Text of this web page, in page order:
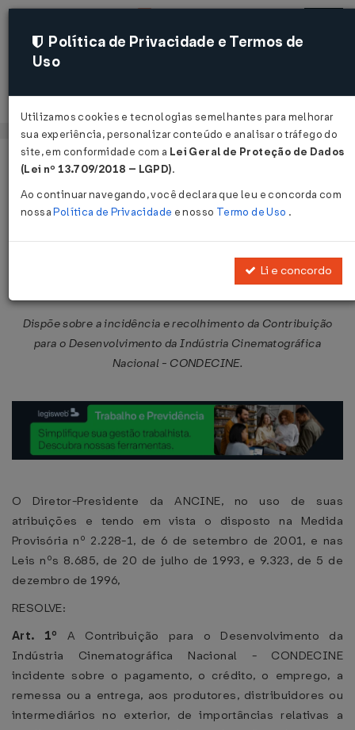
Acessar
Página Inicial Legislações
Instrução Normativa ANCINE nº 1
Dispõe sobre a incidência e recolhimento da Contribuição
para o Desenvolvimento da Indústria Cinematográfica
Nacional - CONDECINE.
O Diretor-Presidente da ANCINE, no uso de suas
atribuições e tendo em vista o disposto na Medida
Provisória nº 2.228-1, de 6 de setembro de 2001, e nas
Leis nºs 8.685, de 20 de julho de 1993, e 9.323, de 5 de
dezembro de 1996,
RESOLVE:
Art. 1º A Contribuição para o Desenvolvimento da
Indústria Cinematográfica Nacional - CONDECINE
incidente sobre o pagamento, o crédito, o emprego, a
remessa ou a entrega, aos produtores, distribuidores ou
intermediários no exterior, de importâncias relativas a
Política de Privacidade e Termos de
Uso
Utilizamos cookies e tecnologias semelhantes para melhorar
sua experiência, personalizar conteúdo e analisar o tráfego do
site, em conformidade com a Lei Geral de Proteção de Dados
(Lei nº 13.709/2018 – LGPD).
Ao continuar navegando, você declara que leu e concorda com
nossaPolítica de Privacidade e nosso Termo de Uso .
Li e concordo